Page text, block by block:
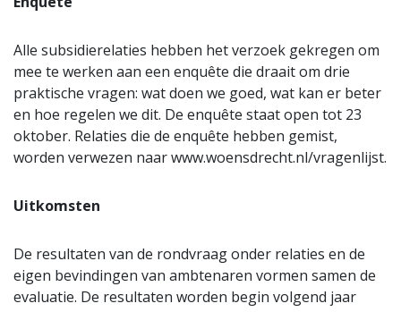
Alle subsidierelaties hebben het verzoek gekregen om
mee te werken aan een enquête die draait om drie
praktische vragen: wat doen we goed, wat kan er beter
en hoe regelen we dit. De enquête staat open tot 23
oktober. Relaties die de enquête hebben gemist,
worden verwezen naar www.woensdrecht.nl/vragenlijst.
Uitkomsten
De resultaten van de rondvraag onder relaties en de
eigen bevindingen van ambtenaren vormen samen de
evaluatie. De resultaten worden begin volgend jaar